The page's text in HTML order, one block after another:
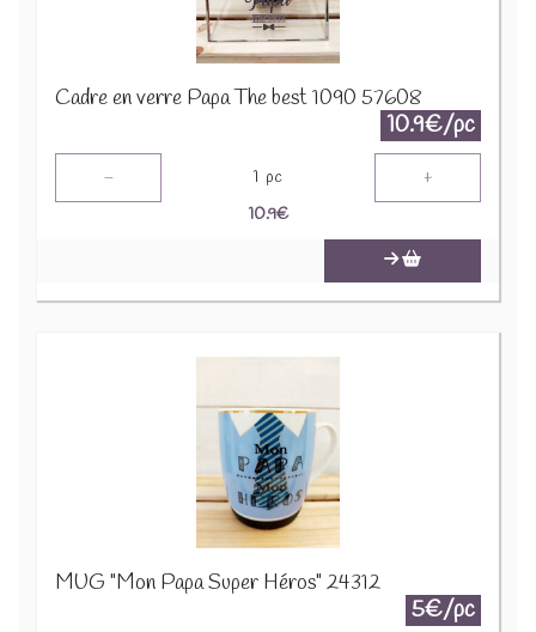
Cadre en verre Papa The best 1090 57608
10.9€/pc
- 1 pc +
10.9€
MUG "Mon Papa Super Héros" 24312
5€/pc